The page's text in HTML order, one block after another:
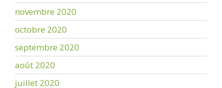
novembre 2020
octobre 2020
septembre 2020
août 2020
juillet 2020